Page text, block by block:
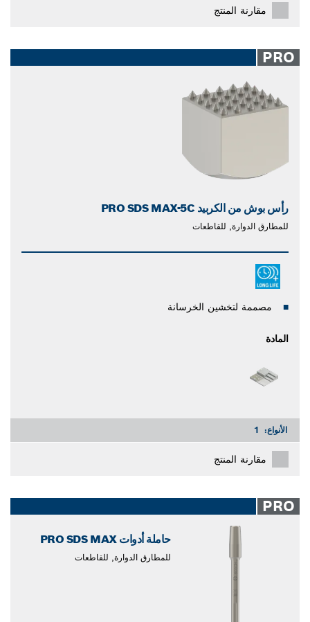
مقارنة المنتج
PRO
رأس بوش من الكربيد PRO SDS MAX-5C
للمطارق الدوارة, للقاطعات
مصممة لتخشين الخرسانة
المادة
الأنواع: 1
مقارنة المنتج
PRO
حاملة أدوات PRO SDS MAX
للمطارق الدوارة, للقاطعات